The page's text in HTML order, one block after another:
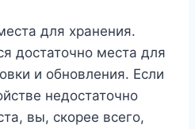
для хранения.
достаточно места для
и обновления. Если
недостаточно
вы, скорее всего,